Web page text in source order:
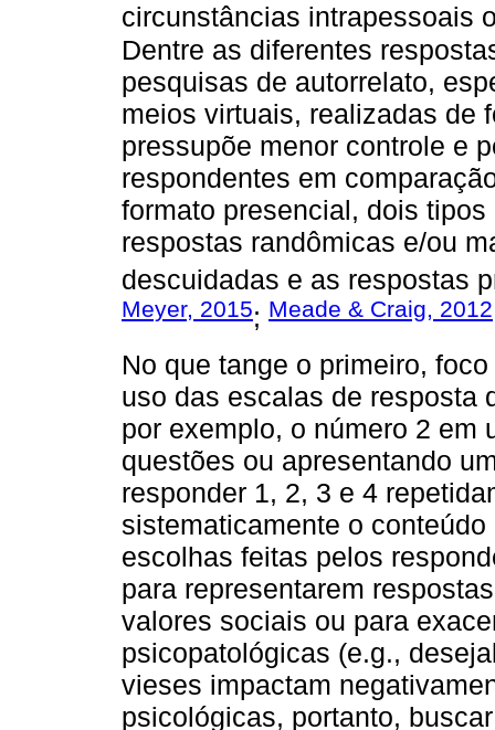
circunstâncias intrapessoais
Dentre as diferentes
pesquisas de autorrelato,
meios virtuais, realizadas de
pressupõe menor controle e
respondentes em
formato presencial, dois
respostas randômicas e/ou
descuidadas e as respostas
Meyer, 2015; Meade & Craig, 2012
No que tange o primeiro,
uso das escalas de resposta
por exemplo, o número 2 em
questões ou apresentando
responder 1, 2, 3 e 4
sistematicamente o
escolhas feitas pelos
para representarem
valores sociais ou para
psicopatológicas (e.g.,
vieses impactam
psicológicas, portanto,